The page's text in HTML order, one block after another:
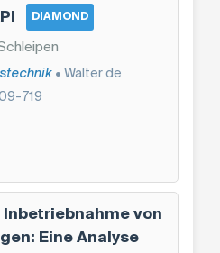
DIAMOND
• Walter de
719
von
Eine Analyse